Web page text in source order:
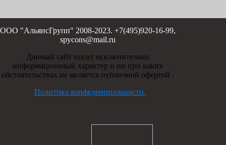
ООО "АльянсГрупп" 2008-2023. +7(495)920-16-99,
spycons@mail.ru
Данный сайт носит исключительно
информационный характер и ни при каких
обстоятельствах не является публичной офертой .
Политика конфеденциальности